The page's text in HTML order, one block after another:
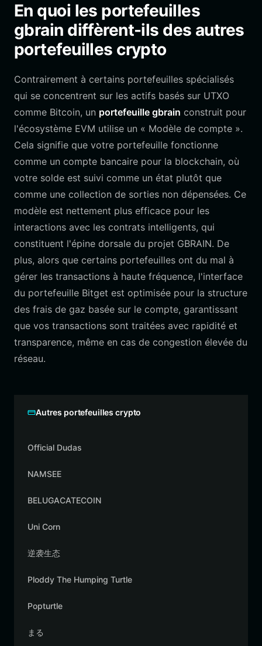
En quoi les portefeuilles
gbrain diffèrent-ils des autres
portefeuilles crypto
Contrairement à certains portefeuilles spécialisés
qui se concentrent sur les actifs basés sur UTXO
comme Bitcoin, un portefeuille gbrain construit pour
l'écosystème EVM utilise un « Modèle de compte ».
Cela signifie que votre portefeuille fonctionne
comme un compte bancaire pour la blockchain, où
votre solde est suivi comme un état plutôt que
comme une collection de sorties non dépensées. Ce
modèle est nettement plus efficace pour les
interactions avec les contrats intelligents, qui
constituent l'épine dorsale du projet GBRAIN. De
plus, alors que certains portefeuilles ont du mal à
gérer les transactions à haute fréquence, l'interface
du portefeuille Bitget est optimisée pour la structure
des frais de gaz basée sur le compte, garantissant
que vos transactions sont traitées avec rapidité et
transparence, même en cas de congestion élevée du
réseau.
Autres portefeuilles crypto
Official Dudas
NAMSEE
BELUGACATECOIN
Uni Corn
逆袭生态
Ploddy The Humping Turtle
Popturtle
まる